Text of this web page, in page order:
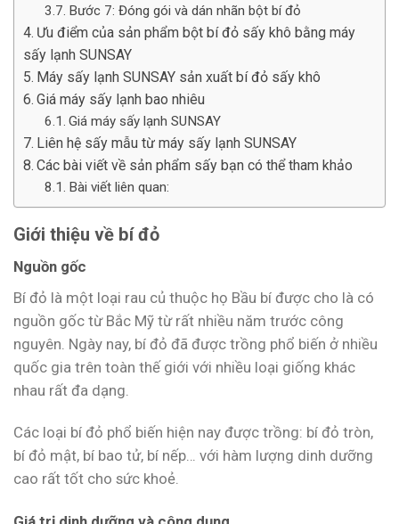
Bước 7: Đóng gói và dán nhãn bột bí đỏ
Ưu điểm của sản phẩm bột bí đỏ sấy khô bằng máy
sấy lạnh SUNSAY
Máy sấy lạnh SUNSAY sản xuất bí đỏ sấy khô
Giá máy sấy lạnh bao nhiêu
Giá máy sấy lạnh SUNSAY
Liên hệ sấy mẫu từ máy sấy lạnh SUNSAY
Các bài viết về sản phẩm sấy bạn có thể tham khảo
Bài viết liên quan:
Giới thiệu về bí đỏ
Nguồn gốc
Bí đỏ là một loại rau củ thuộc họ Bầu bí được cho là có
nguồn gốc từ Bắc Mỹ từ rất nhiều năm trước công
nguyên. Ngày nay, bí đỏ đã được trồng phổ biến ở nhiều
quốc gia trên toàn thế giới với nhiều loại giống khác
nhau rất đa dạng.
Các loại bí đỏ phổ biến hiện nay được trồng: bí đỏ tròn,
bí đỏ mật, bí bao tử, bí nếp… với hàm lượng dinh dưỡng
cao rất tốt cho sức khoẻ.